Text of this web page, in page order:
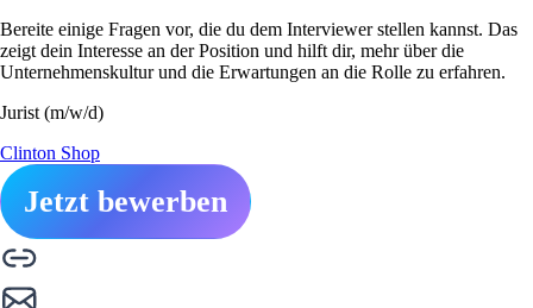
Bereite einige Fragen vor, die du dem Interviewer stellen kannst. Das
zeigt dein Interesse an der Position und hilft dir, mehr über die
Unternehmenskultur und die Erwartungen an die Rolle zu erfahren.
Jurist (m/w/d)
Clinton Shop
Jetzt bewerben